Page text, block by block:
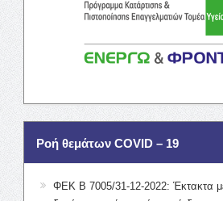
Ροή θεμάτων COVID – 19
ΦΕΚ Β 7005/31-12-2022: Έκτακτα